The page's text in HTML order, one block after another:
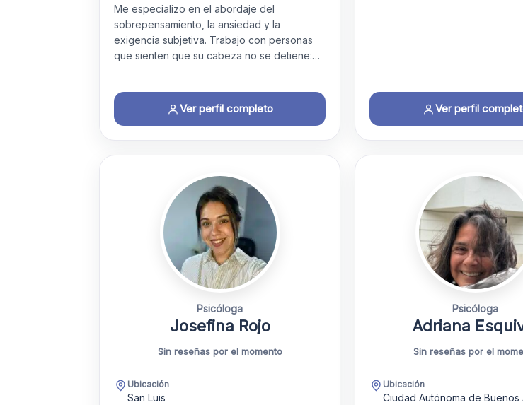
Me especializo en el abordaje del
sobrepensamiento, la ansiedad y la
exigencia subjetiva. Trabajo con personas
que sienten que su cabeza no se detiene:…
Ver perfil completo Ver perfil
Psicóloga
Josefina Rojo
Sin reseñas por el momento
Ubicación
San Luis
Psicóloga
Adriana
Sin reseñas por el
Ubicación
Ciudad Autónoma de Buenos